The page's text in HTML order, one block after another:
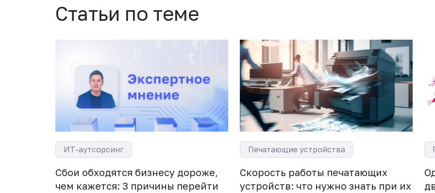
Статьи по теме
ИТ-аутсорсинг
Cбои обходятся бизнесу дороже,
чем кажется: 3 причины перейти
Печатающие устройства
Скорость работы печатающих
устройств: что нужно знать при их